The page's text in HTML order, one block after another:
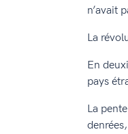
n’avait
La
En
pays
La